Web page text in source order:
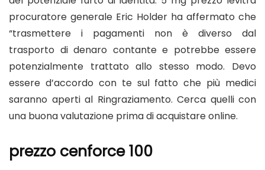
procuratore generale Eric Holder ha affermato che
“trasmettere i pagamenti non è diverso dal
trasporto di denaro contante e potrebbe essere
potenzialmente trattato allo stesso modo. Devo
essere d’accordo con te sul fatto che più medici
saranno aperti al Ringraziamento. Cerca quelli con
una buona valutazione prima di acquistare online.
prezzo cenforce 100